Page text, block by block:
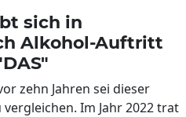
sich in
Alkohol-Auftritt
zehn Jahren sei dieser
Im Jahr 2022 trat